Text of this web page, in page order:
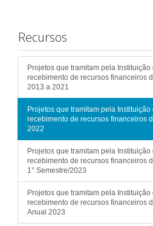
Recursos
Projetos que tramitam pela
recebimento de recursos financeiros
2013 a 2021
Projetos que tramitam pela
recebimento de recursos financeiros
2022
Projetos que tramitam pela
recebimento de recursos financeiros
1° Semestre/2023
Projetos que tramitam pela
recebimento de recursos financeiros
Anual 2023